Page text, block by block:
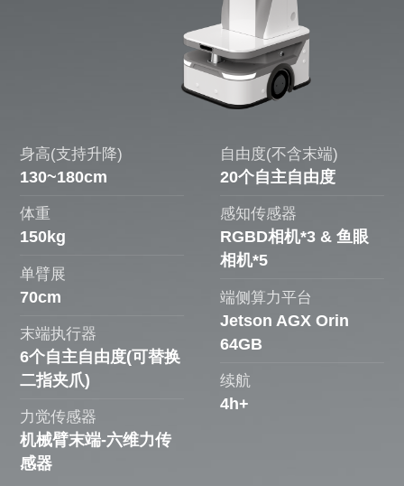
身高(支持升降)
130~180cm
体重
150kg
单臂展
70cm
末端执行器
6个自主自由度(可替换
二指夹爪)
力觉传感器
机械臂末端-六维力传
感器
自由度(不含末端)
20个自主自由度
感知传感器
RGBD相机*3 & 鱼眼
相机*5
端侧算力平台
Jetson AGX Orin
64GB
续航
4h+